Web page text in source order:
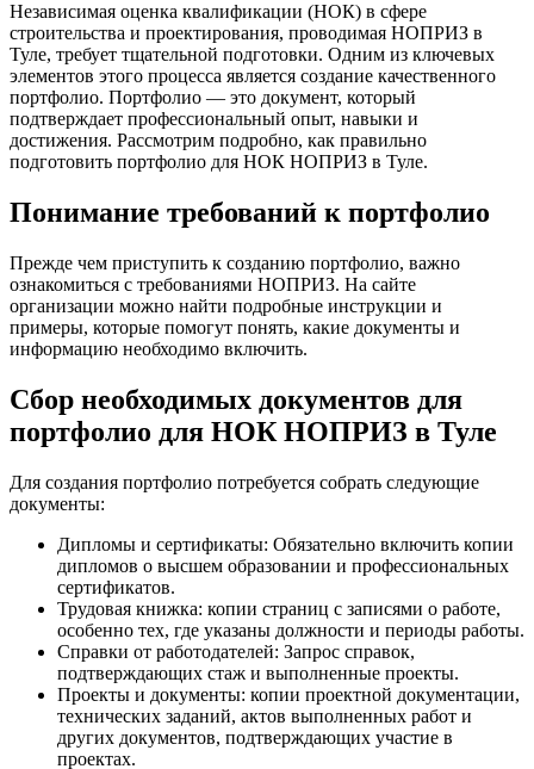
Независимая оценка квалификации (НОК) в сфере
строительства и проектирования, проводимая НОПРИЗ в
Туле, требует тщательной подготовки. Одним из ключевых
элементов этого процесса является создание качественного
портфолио. Портфолио — это документ, который
подтверждает профессиональный опыт, навыки и
достижения. Рассмотрим подробно, как правильно
подготовить портфолио для НОК НОПРИЗ в Туле.
Понимание требований к портфолио
Прежде чем приступить к созданию портфолио, важно
ознакомиться с требованиями НОПРИЗ. На сайте
организации можно найти подробные инструкции и
примеры, которые помогут понять, какие документы и
информацию необходимо включить.
Сбор необходимых документов для
портфолио для НОК НОПРИЗ в Туле
Для создания портфолио потребуется собрать следующие
документы:
Дипломы и сертификаты: Обязательно включить копии
дипломов о высшем образовании и профессиональных
сертификатов.
Трудовая книжка: копии страниц с записями о работе,
особенно тех, где указаны должности и периоды работы.
Справки от работодателей: Запрос справок,
подтверждающих стаж и выполненные проекты.
Проекты и документы: копии проектной документации,
технических заданий, актов выполненных работ и
других документов, подтверждающих участие в
проектах.